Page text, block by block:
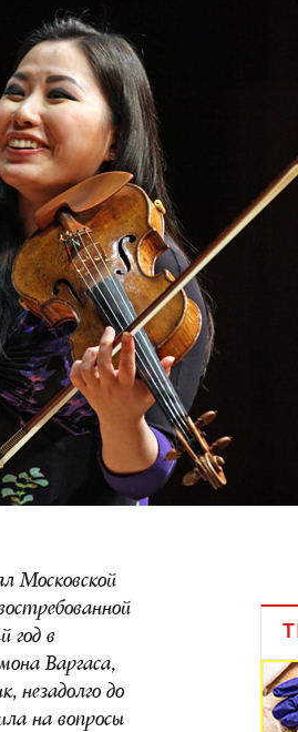
Московской
год в
Варгаса,
незадолго до
на вопросы